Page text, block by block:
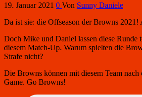
19. Januar 2021 0 Von Sunny Daniele
Da ist sie: die Offseason der Browns
Doch Mike und Daniel lassen diese Runde
diesem Match-Up. Warum spielten die
Strafe nicht?
Die Browns können mit diesem Team
Game. Go Browns!